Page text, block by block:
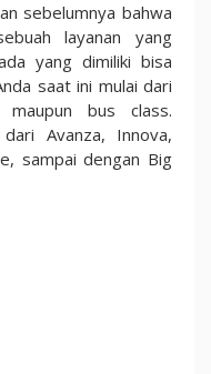
sebelumnya bahwa
layanan yang
yang dimiliki bisa
saat ini mulai dari
maupun bus class.
Avanza, Innova,
sampai dengan Big